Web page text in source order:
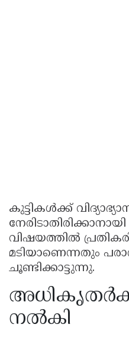
കുട്ടികൾക്ക്
വിഷയത്തിൽ
മടിയാണെന്നതും
ചൂണ്ടിക്കാട്ടുന്നു.
നൽകി